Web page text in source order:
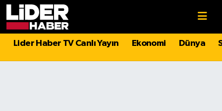
Lider Haber TV Canlı Yayın Ekonomi Dünya
Politika
Hava Durumu